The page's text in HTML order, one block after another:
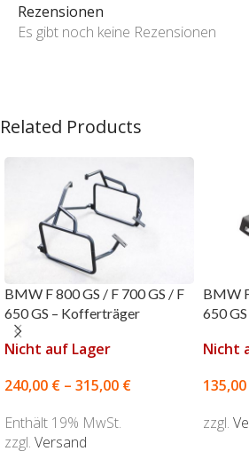
Rezensionen
Es gibt noch keine Rezensionen
Related Products
BMW F 800 GS / F 700 GS / F
650 GS – Kofferträger
Nicht auf Lager
240,00 € – 315,00 €
Enthält 19% MwSt.
zzgl. Versand
BMW
650
Nicht
135,00
zzgl.